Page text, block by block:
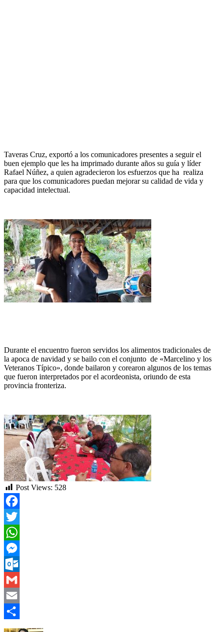
Taveras Cruz, exportó a los comunicadores presentes a seguir el
buen ejemplo que les ha imprimado durante años su guía y líder
Rafael Núñez, a quien agradecieron los esfuerzos que ha realiza
para que los comunicadores puedan mejorar su calidad de vida y
capacidad intelectual.
Durante el encuentro fueron servidos los alimentos tradicionales de
la apoca de navidad y se bailo con el conjunto de «Marcelino y los
Veteranos Típico», donde bailaron y corearon algunos de los temas
que fueron interpretados por el acordeonista, oriundo de esta
provincia fronteriza.
Post Views: 528
Facebook
Twitter
WhatsApp
Messenger
Outlook.com
Gmail
Email
Compartir